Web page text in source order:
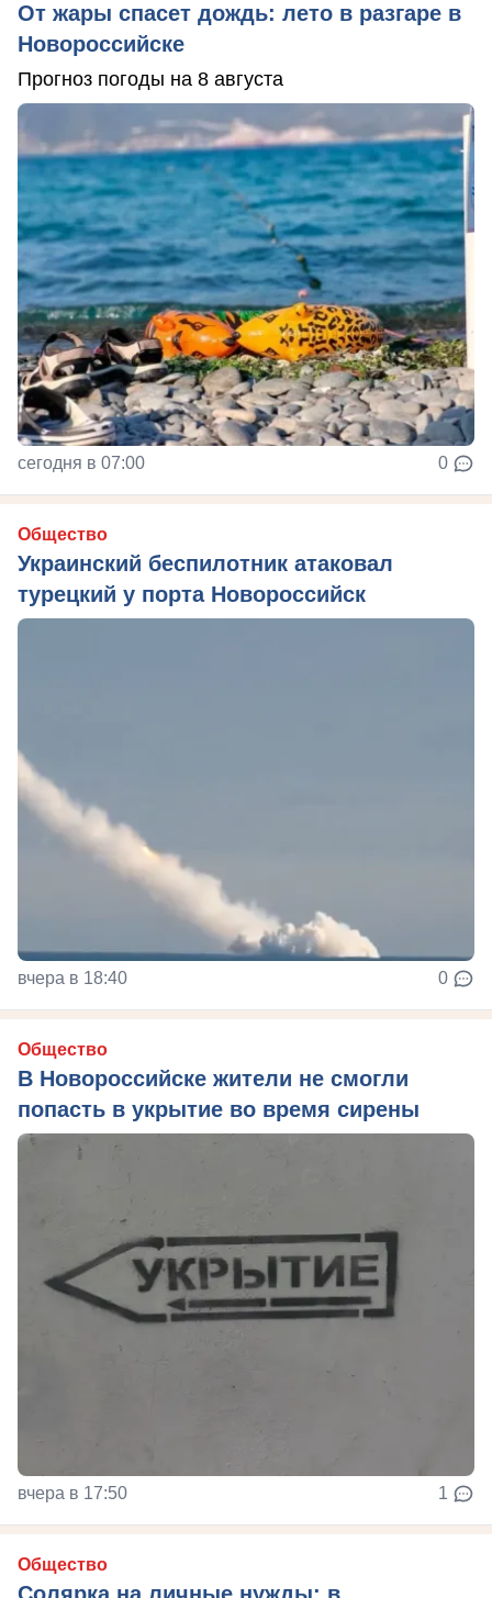
От жары спасет дождь: лето в разгаре в
Новороссийске
Прогноз погоды на 8 августа
сегодня в 07:00 0
Общество
Украинский беспилотник атаковал
турецкий у порта Новороссийск
вчера в 18:40 0
Общество
В Новороссийске жители не смогли
попасть в укрытие во время сирены
вчера в 17:50 1
Общество